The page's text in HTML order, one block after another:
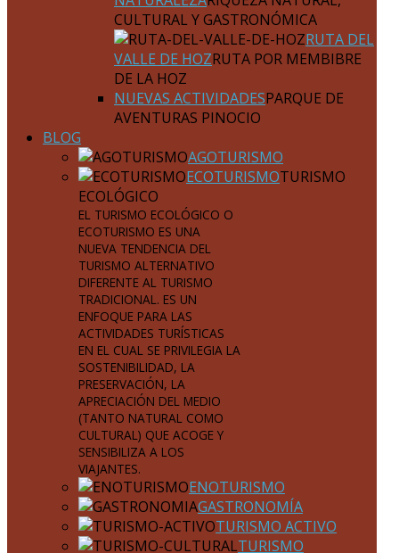
CULTURAL Y GASTRONÓMICA
RUTA DEL
VALLE DE HOZRUTA POR MEMBIBRE
DE LA HOZ
NUEVAS ACTIVIDADESPARQUE DE
AVENTURAS PINOCIO
BLOG
AGOTURISMO
ECOTURISMOTURISMO
ECOLÓGICO
EL TURISMO ECOLÓGICO O
ECOTURISMO ES UNA
NUEVA TENDENCIA DEL
TURISMO ALTERNATIVO
DIFERENTE AL TURISMO
TRADICIONAL. ES UN
ENFOQUE PARA LAS
ACTIVIDADES TURÍSTICAS
EN EL CUAL SE PRIVILEGIA LA
SOSTENIBILIDAD, LA
PRESERVACIÓN, LA
APRECIACIÓN DEL MEDIO
(TANTO NATURAL COMO
CULTURAL) QUE ACOGE Y
SENSIBILIZA A LOS
VIAJANTES.
ENOTURISMO
GASTRONOMÍA
TURISMO ACTIVO
TURISMO